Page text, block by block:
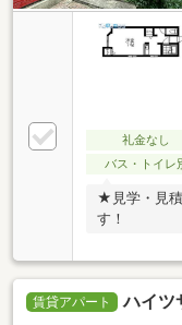
礼金なし
バス・トイレ
★見学・見
す！
賃貸アパート ハイツ